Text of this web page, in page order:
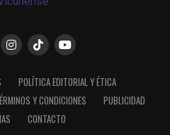
POLÍTICA EDITORIAL Y ÉTICA
Y CONDICIONES
PUBLICIDAD
CONTACTO